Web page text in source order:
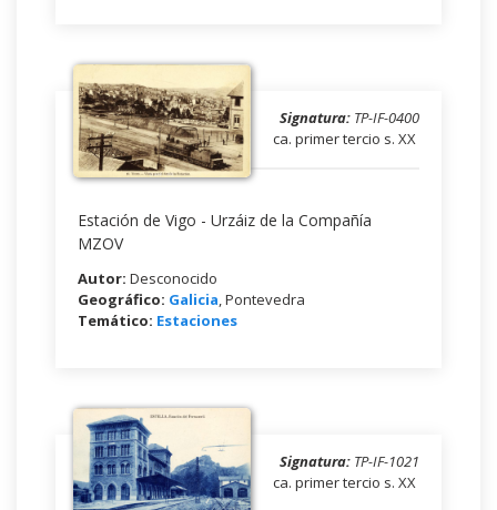
Signatura: TP-IF-0400
ca. primer tercio s. XX
Estación de Vigo - Urzáiz de la Compañía
MZOV
Autor: Desconocido
Geográfico: Galicia, Pontevedra
Temático: Estaciones
Signatura: TP-IF-1021
ca. primer tercio s. XX